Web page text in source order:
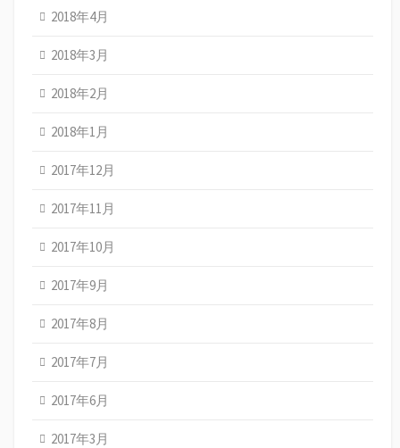
2018年4月
2018年3月
2018年2月
2018年1月
2017年12月
2017年11月
2017年10月
2017年9月
2017年8月
2017年7月
2017年6月
2017年3月